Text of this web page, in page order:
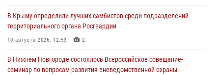
В Крыму определили лучших самбистов среди подразделений
территориального органа Росгвардии
10 августа 2026, 12:53 2
В Нижнем Новгороде состоялось Всероссийское совещание-
семинар по вопросам развития вневедомственной охраны